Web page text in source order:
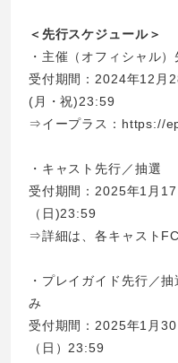
＜先行スケジュール＞
・主催（オフィシャル
受付期間：2024年12月
(月・祝)23:59
⇒イープラス： https://
・キャスト先行／抽選
受付期間：2025年1月
（日)23:59
⇒詳細は、各キャスト
・プレイガイド先行／
み
受付期間：2025年1月
（日）23:59